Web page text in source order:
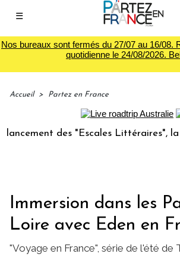
☰
Nos bureaux sont fermés du 27/07 au 16/08.
quotidienne le 24/08/2026.
Accueil > Partez en France
des "Escales Littéraires", la
Immersion dans les
Loire avec Eden en
"Voyage en France", série de l'été de